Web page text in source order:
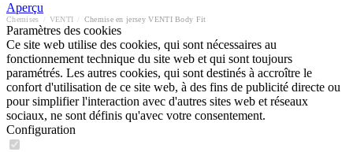
Aperçu
Chemises VENTI Chemise en jersey VENTI Body Fit
Paramètres des cookies
Ce site web utilise des cookies, qui sont nécessaires au
fonctionnement technique du site web et qui sont toujours
paramétrés. Les autres cookies, qui sont destinés à accroître le
confort d'utilisation de ce site web, à des fins de publicité directe ou
pour simplifier l'interaction avec d'autres sites web et réseaux
sociaux, ne sont définis qu'avec votre consentement.
Configuration